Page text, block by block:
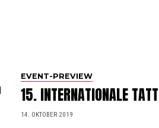
EVENT-PREVIEW
15. INTERNATIONALE
14. OKTOBER 2019